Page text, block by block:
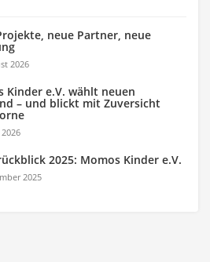
neue Partner, neue
2026
Kinder e.V. wählt neuen
– und blickt mit Zuversicht
2025: Momos Kinder e.V.
2025